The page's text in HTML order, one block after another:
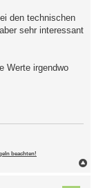
den technischen
sehr interessant
Werte irgendwo
beachten!